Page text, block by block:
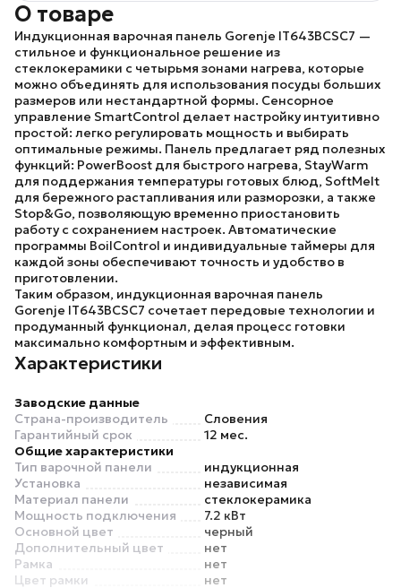
О товаре
Индукционная варочная панель Gorenje IT643BCSC7 —
стильное и функциональное решение из
стеклокерамики с четырьмя зонами нагрева, которые
можно объединять для использования посуды больших
размеров или нестандартной формы. Сенсорное
управление SmartControl делает настройку интуитивно
простой: легко регулировать мощность и выбирать
оптимальные режимы. Панель предлагает ряд полезных
функций: PowerBoost для быстрого нагрева, StayWarm
для поддержания температуры готовых блюд, SoftMelt
для бережного растапливания или разморозки, а также
Stop&Go, позволяющую временно приостановить
работу с сохранением настроек. Автоматические
программы BoilControl и индивидуальные таймеры для
каждой зоны обеспечивают точность и удобство в
приготовлении.
Таким образом, индукционная варочная панель
Gorenje IT643BCSC7 сочетает передовые технологии и
продуманный функционал, делая процесс готовки
максимально комфортным и эффективным.
Характеристики
Заводские данные
Страна-производитель
Словения
Гарантийный срок
12 мес.
Общие характеристики
Тип варочной панели
индукционная
Установка
независимая
Материал панели
стеклокерамика
Мощность подключения
7.2 кВт
Основной цвет
черный
Дополнительный цвет
нет
Рамка
нет
Цвет рамки
нет